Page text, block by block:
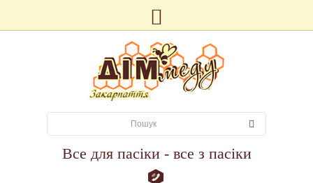
Все для пасіки - все з пасіки